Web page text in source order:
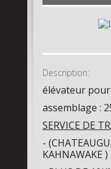
Description:
élévateur
assemblage :
SERVICE DE
-
KAHNAWAKE )